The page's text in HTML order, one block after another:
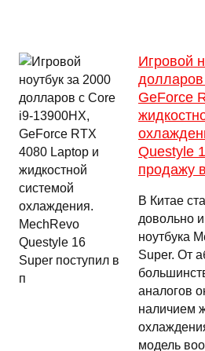
Игровой
GeForce
Questyle
продажу
В Китае
довольно
ноутбука
Super. От
аналогов
наличием
модель